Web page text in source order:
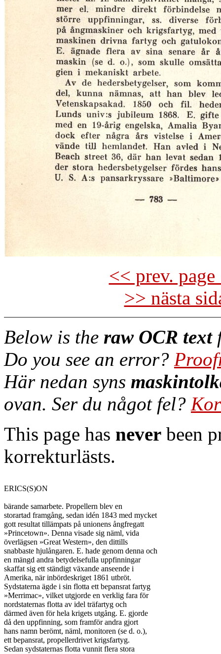
<< prev.
>> nästa
Below is the raw OCR text
Do you see an error?
Här nedan syns
ovan. Ser du något fel?
This page has never been
korrekturlästs.
ERICS(S)ON
bärande samarbete. Propellern blev en
storartad framgång, sedan idén 1843 med mycket
gott resultat tillämpats på unionens ångfregatt
»Princetown». Denna visade sig näml, vida
överlägsen »Great Western», den dittills
snabbaste hjulångaren. E. hade genom denna och
en mängd andra betydelsefulla uppfinningar
skaffat sig ett ständigt växande anseende i
Amerika, när inbördeskriget 1861 utbröt.
Sydstaterna ägde i sin flotta ett bepansrat fartyg
»Merrimac», vilket utgjorde en verklig fara för
nordstaternas flotta av idel träfartyg och
därmed även för hela krigets utgång. E. gjorde
då den uppfinning, som framför andra gjort
hans namn berömt, näml, monitoren (se d. o.),
ett bepansrat, propellerdrivet krigsfartyg.
Sedan sydstaternas flotta vunnit flera stora